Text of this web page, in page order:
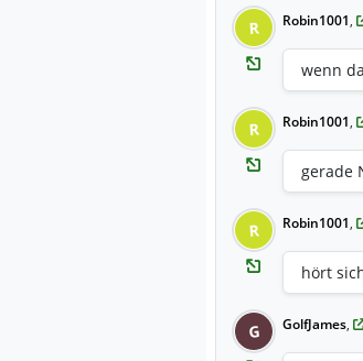
R Robin1001,
wenn
R Robin1001,
gerade
R Robin1001,
hört
G GolfJames,